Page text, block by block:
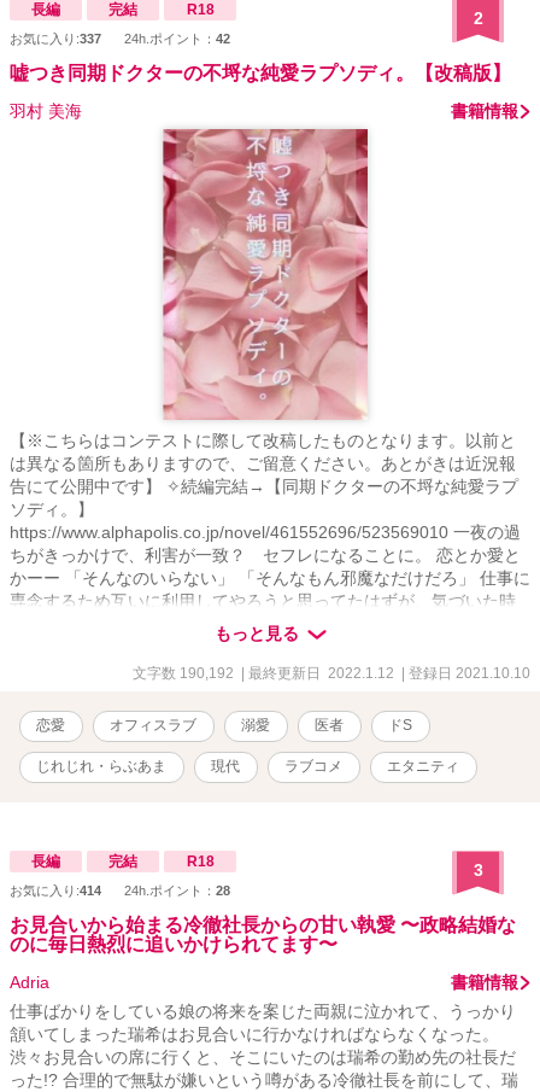
長編 完結 R18
お気に入り:337 24h.ポイント： 42
2
嘘つき同期ドクターの不埒な純愛ラプソディ。【改稿版】
羽村 美海 書籍情報
【※こちらはコンテストに際して改稿したものとなります。以前と
は異なる箇所もありますので、ご留意ください。あとがきは近況報
告にて公開中です】 ✧続編完結→【同期ドクターの不埒な純愛ラプ
ソディ。】
https://www.alphapolis.co.jp/novel/461552696/523569010 一夜の過
ちがきっかけで、利害が一致？ セフレになることに。 恋とか愛と
かーー 「そんなのいらない」 「そんなもん邪魔なだけだろ」 仕事に
専念するため互いに利用してやろうと思ってたはずが、気づいた時
には既に手遅れ？ 同期ドクターが奏でるバトル満載のラブロマンス
勃発!? 本気の恋を知らないカタブツ？内科医VS恋よりも腕を磨くこ
とが何より大事？な天才外科医の不埒な純愛ラプソディ。 嘘つきな
＋.｡.:*･ﾟ ✱高梨鈴《ﾀｶﾅｼ ﾘﾝ》27歳 初期研修を終えて一人前の医者に
なったばかりの内科医。 ある事情で外科医になるのを諦めたことか
ら外科医を敵視している。 華やかで美麗な容姿のせいで陰ではビッ
チと呼ばれているが、実は仕事に一途なカタブツ女？ ✱窪塚圭《ｸﾎﾞ
られがちだが、実はオペのことだけで頭が一杯？ .｡.:*･ﾟ＋.｡.:*･ﾟ
＋.｡.:*･ﾟ＋.｡.:*･ﾟ ✱『鬼畜御曹司の甘く淫らな執愛』(24/2/22タテス
クコミック化のため非公開中)のふたりの愛娘がヒロインです。 ※他
視点あり ※他サイトでも公開中ですが、主にＲ描写をこちらとムー
ンライトノベルズさん用に改稿したTL小説です。設定上強引な展開
もあるので閲覧にはご注意ください。 ※医療機関の設定や登場する
人物、団体、グループの名称等全てフィクションです。 ※随時概要
含め本文の改稿や修正等をしています。 ⚠「Reproduction is
prohibited.(転載禁止)」 ✧21.11.15 完結✧ ✧21.10.10 公開✧
もっと見る
文字数 190,192 | 最終更新日 2022.1.12 | 登録日 2021.10.10
恋愛 オフィスラブ 溺愛 医者 ドS
じれじれ・らぶあま 現代 ラブコメ エタニティ
長編 完結 R18
お気に入り:414 24h.ポイント： 28
3
お見合いから始まる冷徹社長からの甘い執愛 〜政略結婚な
のに毎日熱烈に追いかけられてます〜
Adria
書籍情報
仕事ばかりをしている娘の将来を案じた両親に泣かれて、うっかり
頷いてしまった瑞希はお見合いに行かなければならなくなった。
渋々お見合いの席に行くと、そこにいたのは瑞希の勤め先の社長だ
った!? 合理的で無駄が嫌いという噂がある冷徹社長を前にして、瑞